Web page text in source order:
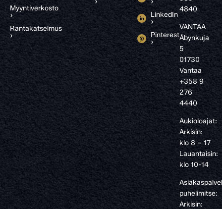
Myyntiverkosto
›
Rantakatselmus
›
LinkedIn
›
Pinterest
›
4840
VANTAA
Åbynkuja
5
01730
Vantaa
+358 9
276
4440
Aukioloajat:
Arkisin:
klo 8 – 17
Lauantaisin:
klo 10-14
puhelimitse:
Arkisin: